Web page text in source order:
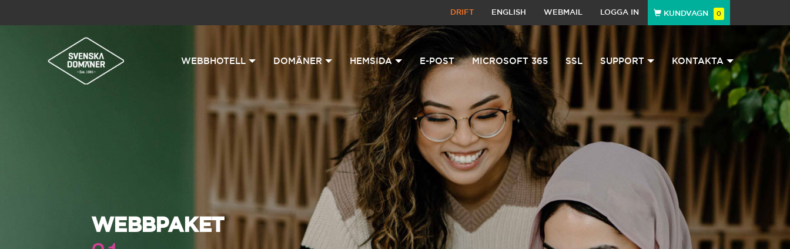
DRIFT ENGLISH WEBMAIL LOGGA IN KUNDVAGN 0
WEBBHOTELL DOMÄNER HEMSIDA E-POST MICROSOFT 365 SSL SUPPORT KONTAKTA
WEBBPAKET